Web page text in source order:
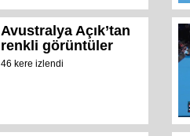
Avustralya Açık’tan
renkli görüntüler
46 kere izlendi